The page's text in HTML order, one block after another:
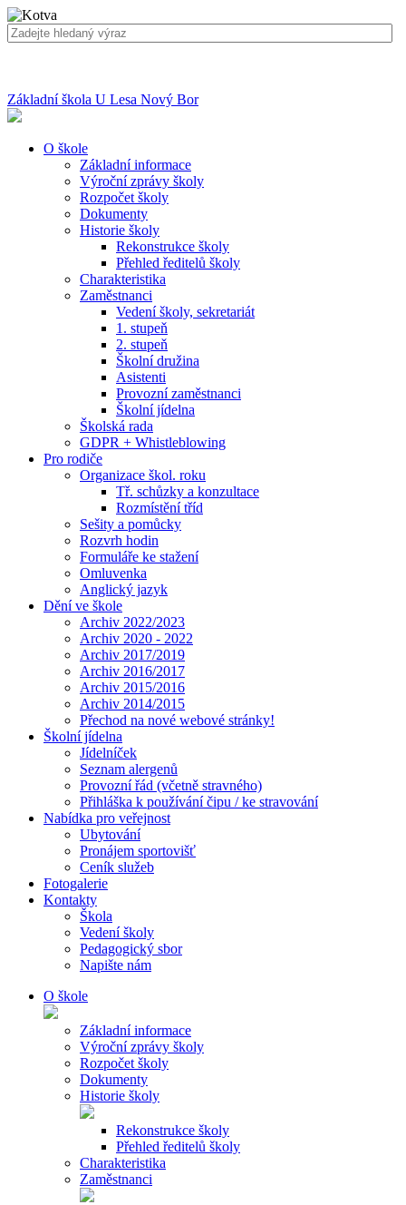
Základní škola U Lesa Nový Bor
O škole
Základní informace
Výroční zprávy školy
Rozpočet školy
Dokumenty
Historie školy
Rekonstrukce školy
Přehled ředitelů školy
Charakteristika
Zaměstnanci
Vedení školy, sekretariát
1. stupeň
2. stupeň
Školní družina
Asistenti
Provozní zaměstnanci
Školní jídelna
Školská rada
GDPR + Whistleblowing
Pro rodiče
Organizace škol. roku
Tř. schůzky a konzultace
Rozmístění tříd
Sešity a pomůcky
Rozvrh hodin
Formuláře ke stažení
Omluvenka
Anglický jazyk
Dění ve škole
Archiv 2022/2023
Archiv 2020 - 2022
Archiv 2017/2019
Archiv 2016/2017
Archiv 2015/2016
Archiv 2014/2015
Přechod na nové webové stránky!
Školní jídelna
Jídelníček
Seznam alergenů
Provozní řád (včetně stravného)
Přihláška k používání čipu / ke stravování
Nabídka pro veřejnost
Ubytování
Pronájem sportovišť
Ceník služeb
Fotogalerie
Kontakty
Škola
Vedení školy
Pedagogický sbor
Napište nám
O škole
Základní informace
Výroční zprávy školy
Rozpočet školy
Dokumenty
Historie školy
Rekonstrukce školy
Přehled ředitelů školy
Charakteristika
Zaměstnanci